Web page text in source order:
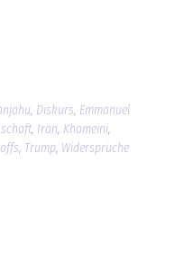
, Diskurs, Emmanuel
, Iran, Khomeini,
, Trump, Widersprüche